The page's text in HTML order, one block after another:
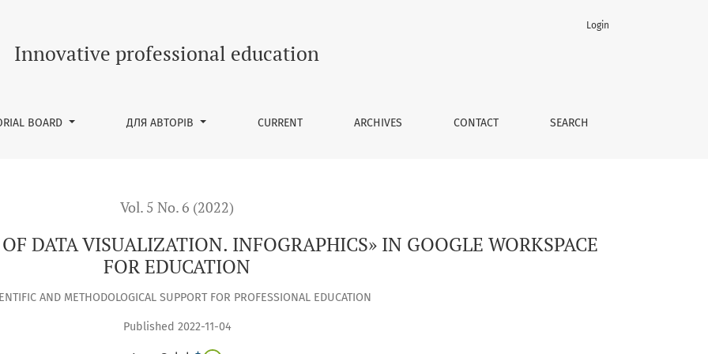
INFOGRAPHICS» IN GOOGLE WORKSPACE FOR EDUCATION
Innovative professional education
BOARD ДЛЯ АВТОРІВ CURRENT ARCHIVES CONTACT SEARCH
Login
Vol. 5 No. 6 (2022)
DATA VISUALIZATION. INFOGRAPHICS» IN GOOGLE WORKSPACE
FOR EDUCATION
AND METHODOLOGICAL SUPPORT FOR PROFESSIONAL EDUCATION
Published 2022-11-04